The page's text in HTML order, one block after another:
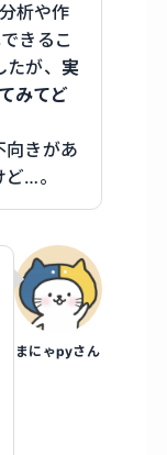
析や作
きるこ
が、 実
みてど
向きがあ
…。
まにゃpyさん